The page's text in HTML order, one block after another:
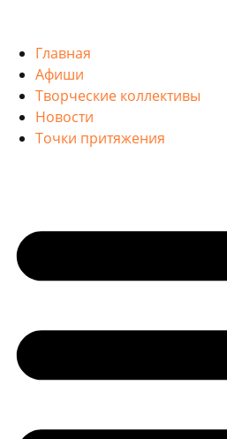
Главная
Афиши
Творческие коллективы
Новости
Точки притяжения